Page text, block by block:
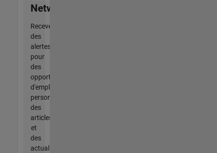
Network
Recevez
des
alertes
pour
des
opportunités
d'emploi
personnalisées,
des
articles
et
des
actualités